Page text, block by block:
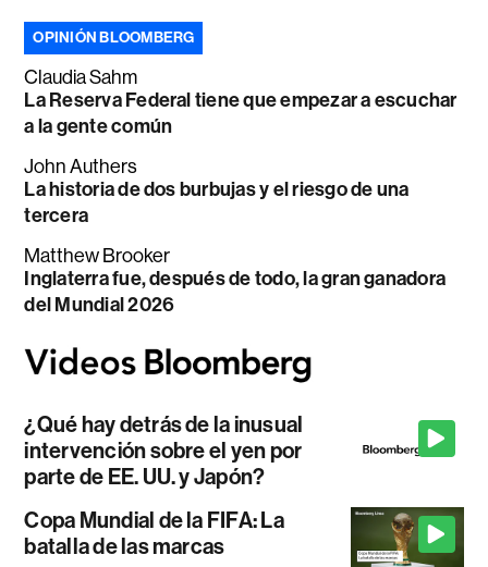
OPINIÓN BLOOMBERG
Claudia Sahm
La Reserva Federal tiene que empezar a escuchar
a la gente común
John Authers
La historia de dos burbujas y el riesgo de una
tercera
Matthew Brooker
Inglaterra fue, después de todo, la gran ganadora
del Mundial 2026
¿Qué hay detrás de la inusual
intervención sobre el yen por
parte de EE. UU. y Japón?
Copa Mundial de la FIFA: La
batalla de las marcas